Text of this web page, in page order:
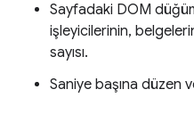
Sayfadaki DOM
işleyicilerinin,
sayısı.
Saniye başına düzen